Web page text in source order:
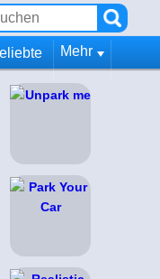
Mehr